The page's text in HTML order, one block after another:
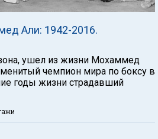
Али: 1942-2016.
ушел из жизни Мохаммед
чемпион мира по боксу в
годы жизни страдавший